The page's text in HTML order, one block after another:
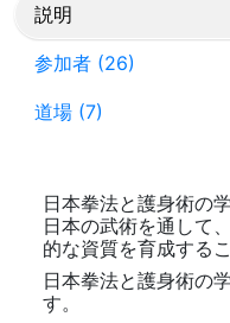
説明
参加者 (26)
道場 (7)
日本拳法と護身術の
日本の武術を通して
的な資質を育成するこ
日本拳法と護身術の
す。